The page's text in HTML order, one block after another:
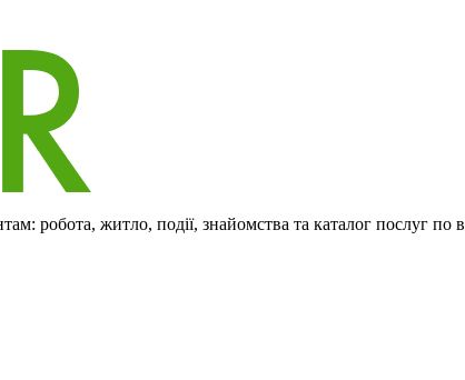
робота, житло, події, знайомства та каталог послуг по